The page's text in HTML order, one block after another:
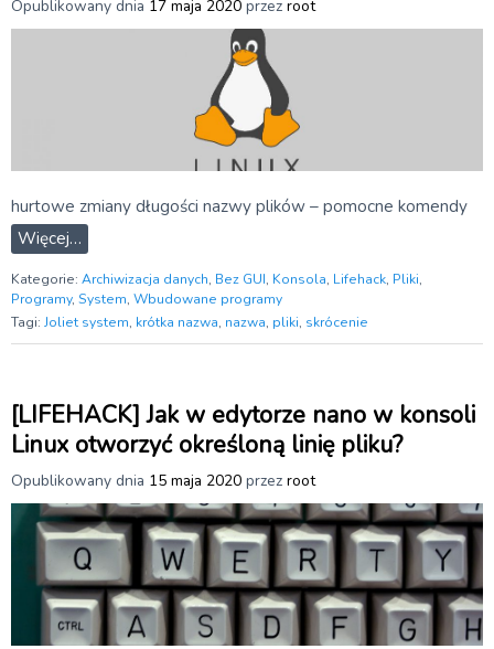
Opublikowany dnia 17 maja 2020 przez root
hurtowe zmiany długości nazwy plików – pomocne komendy
Więcej…
Kategorie: Archiwizacja danych, Bez GUI, Konsola, Lifehack, Pliki,
Programy, System, Wbudowane programy
Tagi: Joliet system, krótka nazwa, nazwa, pliki, skrócenie
[LIFEHACK] Jak w edytorze nano w konsoli
Linux otworzyć określoną linię pliku?
Opublikowany dnia 15 maja 2020 przez root